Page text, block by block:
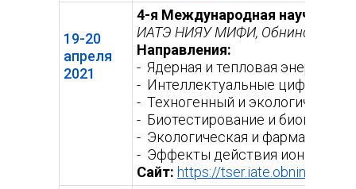
19-20
апреля
2021
4-я Международная научная
ИАТЭ НИЯУ МИФИ, Обнинск
Направления:
- Ядерная и тепловая энергетика
- Интеллектуальные цифровые
- Техногенный и экологический
- Биотестирование и
- Экологическая и
- Эффекты действия
Сайт: https://tser.iate.obninsk.ru/